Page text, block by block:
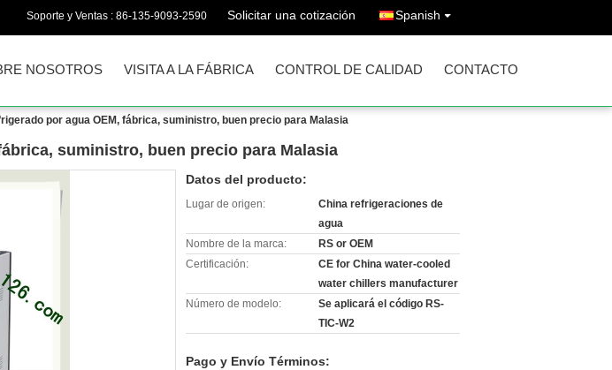
Soporte y Ventas : 86-135-9093-2590 Solicitar una cotización Spanish
NOSOTROS VISITA A LA FÁBRICA CONTROL DE CALIDAD CONTACTO
por agua OEM, fábrica, suministro, buen precio para Malasia
suministro, buen precio para Malasia
Datos del producto:
Lugar de origen:
China refrigeraciones de
agua
Nombre de la marca:
RS or OEM
Certificación:
CE for China water-cooled
water chillers manufacturer
Número de modelo:
Se aplicará el código RS-
TIC-W2
Pago y Envío Términos: